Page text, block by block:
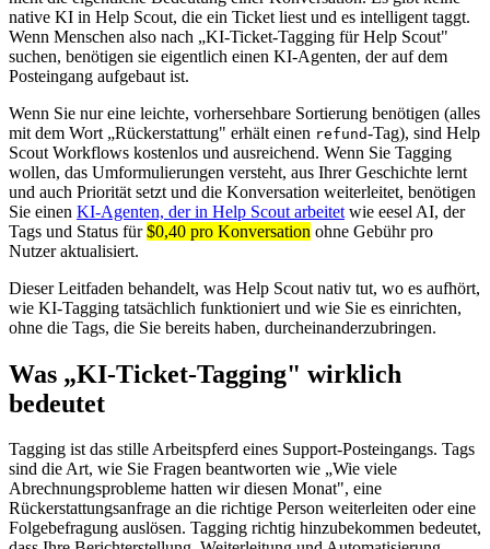
native KI in Help Scout, die ein Ticket liest und es intelligent taggt.
Wenn Menschen also nach „KI-Ticket-Tagging für Help Scout"
suchen, benötigen sie eigentlich einen KI-Agenten, der auf dem
Posteingang aufgebaut ist.
Wenn Sie nur eine leichte, vorhersehbare Sortierung benötigen (alles
mit dem Wort „Rückerstattung" erhält einen refund-Tag), sind Help
Scout Workflows kostenlos und ausreichend. Wenn Sie Tagging
wollen, das Umformulierungen versteht, aus Ihrer Geschichte lernt
und auch Priorität setzt und die Konversation weiterleitet, benötigen
Sie einen KI-Agenten, der in Help Scout arbeitet wie eesel AI, der
Tags und Status für$0,40 pro Konversation ohne Gebühr pro
Nutzer aktualisiert.
Dieser Leitfaden behandelt, was Help Scout nativ tut, wo es aufhört,
wie KI-Tagging tatsächlich funktioniert und wie Sie es einrichten,
ohne die Tags, die Sie bereits haben, durcheinanderzubringen.
Was „KI-Ticket-Tagging" wirklich
bedeutet
Tagging ist das stille Arbeitspferd eines Support-Posteingangs. Tags
sind die Art, wie Sie Fragen beantworten wie „Wie viele
Abrechnungsprobleme hatten wir diesen Monat", eine
Rückerstattungsanfrage an die richtige Person weiterleiten oder eine
Folgebefragung auslösen. Tagging richtig hinzubekommen bedeutet,